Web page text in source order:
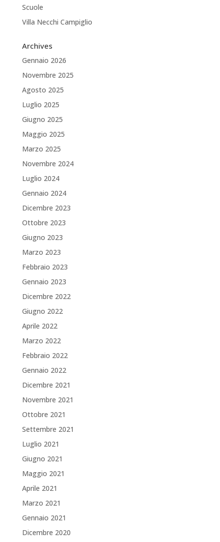
Scuole
Villa Necchi Campiglio
Archives
Gennaio 2026
Novembre 2025
Agosto 2025
Luglio 2025
Giugno 2025
Maggio 2025
Marzo 2025
Novembre 2024
Luglio 2024
Gennaio 2024
Dicembre 2023
Ottobre 2023
Giugno 2023
Marzo 2023
Febbraio 2023
Gennaio 2023
Dicembre 2022
Giugno 2022
Aprile 2022
Marzo 2022
Febbraio 2022
Gennaio 2022
Dicembre 2021
Novembre 2021
Ottobre 2021
Settembre 2021
Luglio 2021
Giugno 2021
Maggio 2021
Aprile 2021
Marzo 2021
Gennaio 2021
Dicembre 2020